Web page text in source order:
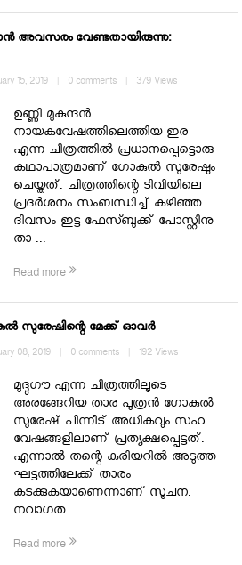
അവസരം വേണ്ടതായിരുന്നു:
15, 2019 | 0 comments | 379 Views
ഉണ്ണി മുകുന്ദന്‍
നായകവേഷത്തിലെത്തിയ ഇര
എന്ന ചിത്രത്തില്‍ പ്രധാനപ്പെട്ടൊരു
കഥാപാത്രമാണ് ഗോകുല്‍ സുരേഷും
ചെയ്തത്. ചിത്രത്തിന്റെ ടിവിയിലെ
പ്രദര്‍ശനം സംബന്ധിച്ച് കഴിഞ്ഞ
ദിവസം ഇട്ട ഫേസ്ബുക്ക് പോസ്റ്റിനു
താ ...
Read more
സുരേഷിന്റെ മേക്ക് ഓവര്‍
08, 2019 | 0 comments | 192 Views
മുദ്ദുഗൗ എന്ന ചിത്രത്തിലൂടെ
അരങ്ങേറിയ താര പുത്രന്‍ ഗോകുല്‍
സുരേഷ് പിന്നീട് അധികവും സഹ
വേഷങ്ങളിലാണ് പ്രത്യക്ഷപ്പെട്ടത്.
എന്നാല്‍ തന്റെ കരിയറില്‍ അടുത്ത
ഘട്ടത്തിലേക്ക് താരം
കടക്കുകയാണെന്നാണ് സൂചന.
നവാഗത ...
Read more